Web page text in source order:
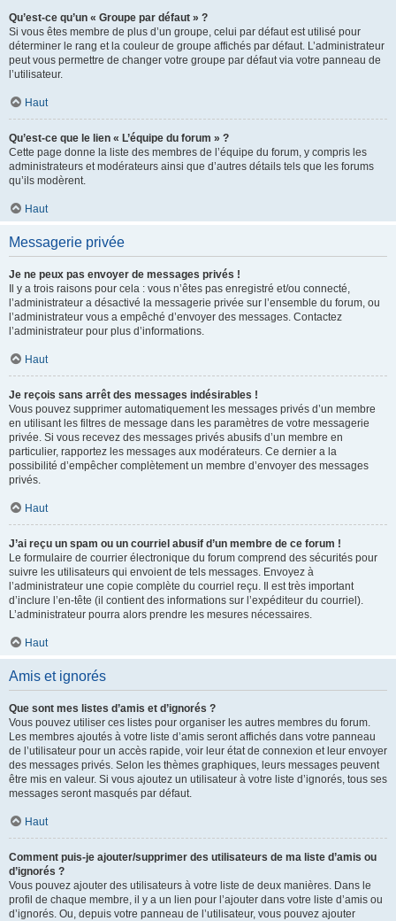
Qu’est-ce qu’un « Groupe par défaut » ?
Si vous êtes membre de plus d’un groupe, celui par défaut est utilisé pour
déterminer le rang et la couleur de groupe affichés par défaut. L’administrateur
peut vous permettre de changer votre groupe par défaut via votre panneau de
l’utilisateur.
Haut
Qu’est-ce que le lien « L’équipe du forum » ?
Cette page donne la liste des membres de l’équipe du forum, y compris les
administrateurs et modérateurs ainsi que d’autres détails tels que les forums
qu’ils modèrent.
Haut
Messagerie privée
Je ne peux pas envoyer de messages privés !
Il y a trois raisons pour cela : vous n’êtes pas enregistré et/ou connecté,
l’administrateur a désactivé la messagerie privée sur l’ensemble du forum, ou
l’administrateur vous a empêché d’envoyer des messages. Contactez
l’administrateur pour plus d’informations.
Haut
Je reçois sans arrêt des messages indésirables !
Vous pouvez supprimer automatiquement les messages privés d’un membre
en utilisant les filtres de message dans les paramètres de votre messagerie
privée. Si vous recevez des messages privés abusifs d’un membre en
particulier, rapportez les messages aux modérateurs. Ce dernier a la
possibilité d’empêcher complètement un membre d’envoyer des messages
privés.
Haut
J’ai reçu un spam ou un courriel abusif d’un membre de ce forum !
Le formulaire de courrier électronique du forum comprend des sécurités pour
suivre les utilisateurs qui envoient de tels messages. Envoyez à
l’administrateur une copie complète du courriel reçu. Il est très important
d’inclure l’en-tête (il contient des informations sur l’expéditeur du courriel).
L’administrateur pourra alors prendre les mesures nécessaires.
Haut
Amis et ignorés
Que sont mes listes d’amis et d’ignorés ?
Vous pouvez utiliser ces listes pour organiser les autres membres du forum.
Les membres ajoutés à votre liste d’amis seront affichés dans votre panneau
de l’utilisateur pour un accès rapide, voir leur état de connexion et leur envoyer
des messages privés. Selon les thèmes graphiques, leurs messages peuvent
être mis en valeur. Si vous ajoutez un utilisateur à votre liste d’ignorés, tous ses
messages seront masqués par défaut.
Haut
Comment puis-je ajouter/supprimer des utilisateurs de ma liste d’amis ou
d’ignorés ?
Vous pouvez ajouter des utilisateurs à votre liste de deux manières. Dans le
profil de chaque membre, il y a un lien pour l’ajouter dans votre liste d’amis ou
d’ignorés. Ou, depuis votre panneau de l’utilisateur, vous pouvez ajouter